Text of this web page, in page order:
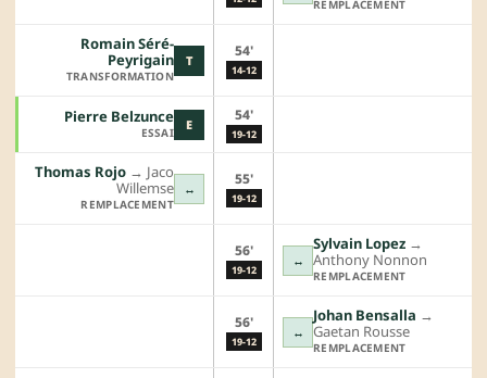
REMPLACEMENT
T
Romain Séré-
Peyrigain
TRANSFORMATION
54'
14-12
E
Pierre Belzunce
ESSAI
54'
19-12
↔
Thomas Rojo →︎ Jaco
Willemse
REMPLACEMENT
55'
19-12
56'
19-12
↔
Sylvain Lopez →︎
Anthony Nonnon
REMPLACEMENT
56'
19-12
↔
Johan Bensalla →︎
Gaetan Rousse
REMPLACEMENT